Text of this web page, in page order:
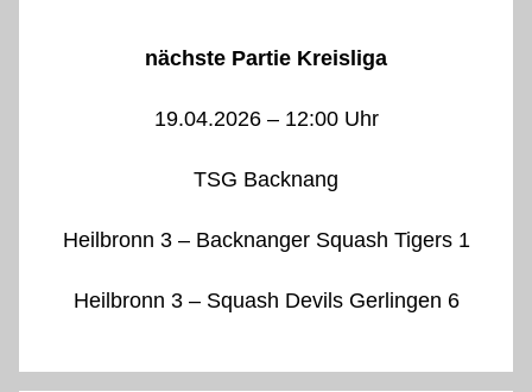
nächste Partie Kreisliga
19.04.2026 – 12:00 Uhr
TSG Backnang
Heilbronn 3 – Backnanger Squash Tigers 1
Heilbronn 3 – Squash Devils Gerlingen 6